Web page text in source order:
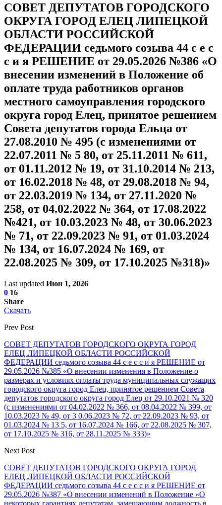
СОВЕТ ДЕПУТАТОВ ГОРОДСКОГО
ОКРУГА ГОРОД ЕЛЕЦ ЛИПЕЦКОЙ
ОБЛАСТИ РОССИЙСКОЙ
ФЕДЕРАЦИИ седьмого созыва 44 с е с
с и я РЕШЕНИЕ от 29.05.2026 №386 «О
внесении изменений в Положение об
оплате труда работников органов
местного самоуправления городского
округа город Елец, принятое решением
Совета депутатов города Ельца от
27.08.2010 № 495 (с изменениями от
22.07.2011 № 5 80, от 25.11.2011 № 611,
от 01.11.2012 № 19, от 31.10.2014 № 213,
от 16.02.2018 № 48, от 29.08.2018 № 94,
от 22.03.2019 № 134, от 27.11.2020 №
258, от 04.02.2022 № 364, от 17.08.2022
№421, от 10.03.2023 № 48, от 30.06.2023
№ 71, от 22.09.2023 № 91, от 01.03.2024
№ 134, от 16.07.2024 № 169, от
22.08.2025 № 309, от 17.10.2025 №318)»
Last updated Июн 1, 2026
0 16
Share
Скачать
Prev Post
СОВЕТ ДЕПУТАТОВ ГОРОДСКОГО ОКРУГА ГОРОД
ЕЛЕЦ ЛИПЕЦКОЙ ОБЛАСТИ РОССИЙСКОЙ
ФЕДЕРАЦИИ седьмого созыва 44 с е с с и я РЕШЕНИЕ от
29.05.2026 №385 «О внесении изменения в Положение о
размерах и условиях оплаты труда муниципальных служащих
городского округа город Елец, принятое решением Совета
депутатов городского округа город Елец от 29.10.2021 № 320
(с изменениями от 04.02.2022 № 366, от 08.04.2022 № 399, от
10.03.2023 № 49, от 3 0.06.2023 № 72, от 22.09.2023 № 93, от
01.03.2024 № 13 5, от 16.07.2024 № 166, от 22.08.2025 № 307,
от 17.10.2025 № 316, от 28.11.2025 № 333)»
Next Post
СОВЕТ ДЕПУТАТОВ ГОРОДСКОГО ОКРУГА ГОРОД
ЕЛЕЦ ЛИПЕЦКОЙ ОБЛАСТИ РОССИЙСКОЙ
ФЕДЕРАЦИИ седьмого созыва 44 с е с с и я РЕШЕНИЕ от
29.05.2026 №387 «О внесении изменений в Положение «О
некоторых гарантиях депутатам, замещающим должность в